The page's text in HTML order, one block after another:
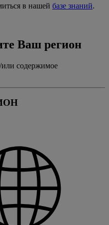
в нашей базе знаний.
Ваш регион
содержимое